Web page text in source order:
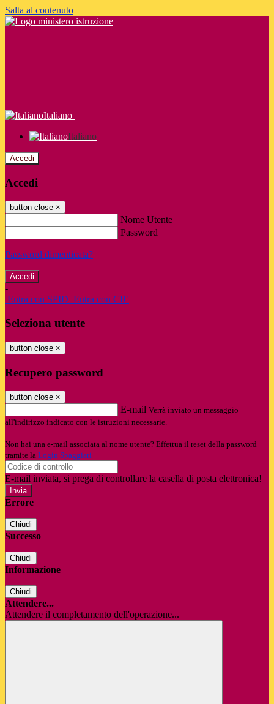
Salta al contenuto
Italiano
Italiano
Accedi
Accedi
button close ×
Nome Utente
Password
Password dimenticata?
-
Entra con SPID Entra con CIE
Seleziona utente
button close ×
Recupero password
button close ×
E-mail Verrà inviato un messaggio
all'indirizzo indicato con le istruzioni necessarie.
Non hai una e-mail associata al nome utente? Effettua il reset della password
tramite la Login Spaggiari
E-mail inviata, si prega di controllare la casella di posta elettronica!
Errore
Chiudi
Successo
Chiudi
Informazione
Chiudi
Attendere...
Attendere il completamento dell'operazione...